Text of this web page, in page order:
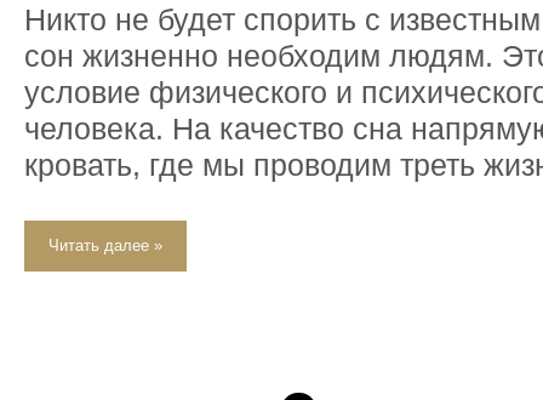
Никто не будет спорить с
сон жизненно необходим людям.
условие физического и
человека. На качество сна
кровать, где мы проводим треть
Читать далее »